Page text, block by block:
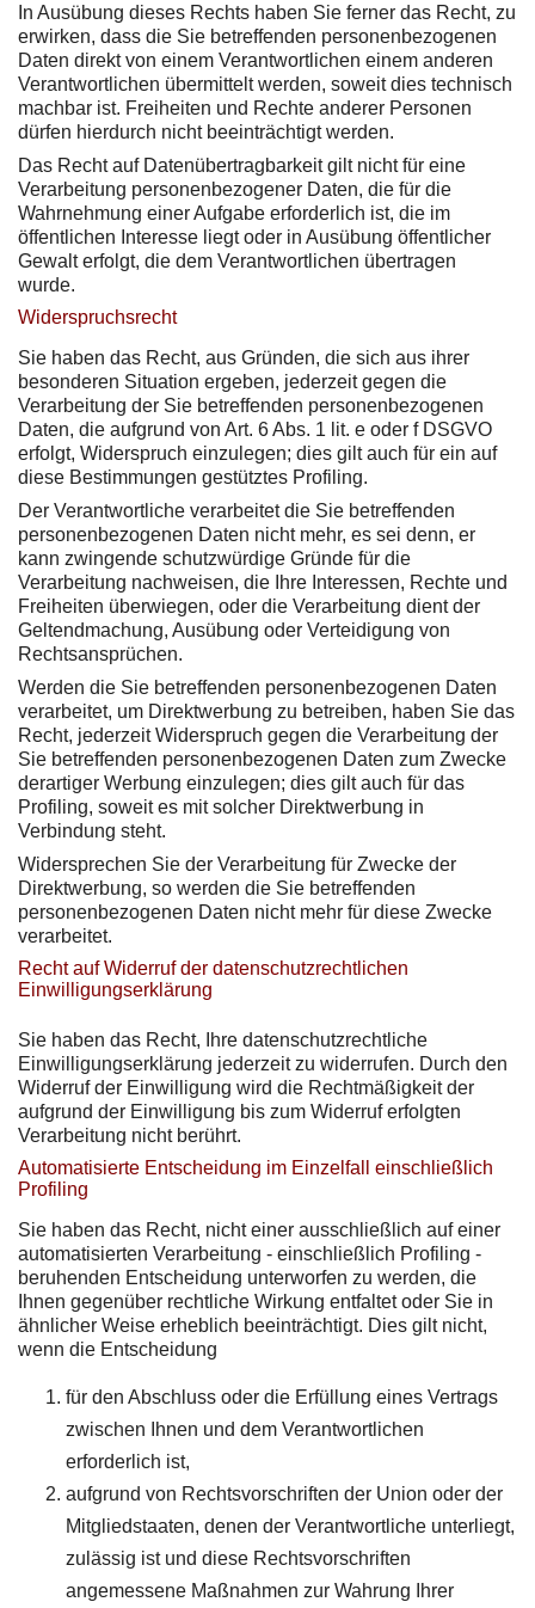
In Ausübung dieses Rechts haben Sie ferner das Recht, zu
erwirken, dass die Sie betreffenden personenbezogenen
Daten direkt von einem Verantwortlichen einem anderen
Verantwortlichen übermittelt werden, soweit dies technisch
machbar ist. Freiheiten und Rechte anderer Personen
dürfen hierdurch nicht beeinträchtigt werden.
Das Recht auf Datenübertragbarkeit gilt nicht für eine
Verarbeitung personenbezogener Daten, die für die
Wahrnehmung einer Aufgabe erforderlich ist, die im
öffentlichen Interesse liegt oder in Ausübung öffentlicher
Gewalt erfolgt, die dem Verantwortlichen übertragen
wurde.
Widerspruchsrecht
Sie haben das Recht, aus Gründen, die sich aus ihrer
besonderen Situation ergeben, jederzeit gegen die
Verarbeitung der Sie betreffenden personenbezogenen
Daten, die aufgrund von Art. 6 Abs. 1 lit. e oder f DSGVO
erfolgt, Widerspruch einzulegen; dies gilt auch für ein auf
diese Bestimmungen gestütztes Profiling.
Der Verantwortliche verarbeitet die Sie betreffenden
personenbezogenen Daten nicht mehr, es sei denn, er
kann zwingende schutzwürdige Gründe für die
Verarbeitung nachweisen, die Ihre Interessen, Rechte und
Freiheiten überwiegen, oder die Verarbeitung dient der
Geltendmachung, Ausübung oder Verteidigung von
Rechtsansprüchen.
Werden die Sie betreffenden personenbezogenen Daten
verarbeitet, um Direktwerbung zu betreiben, haben Sie das
Recht, jederzeit Widerspruch gegen die Verarbeitung der
Sie betreffenden personenbezogenen Daten zum Zwecke
derartiger Werbung einzulegen; dies gilt auch für das
Profiling, soweit es mit solcher Direktwerbung in
Verbindung steht.
Widersprechen Sie der Verarbeitung für Zwecke der
Direktwerbung, so werden die Sie betreffenden
personenbezogenen Daten nicht mehr für diese Zwecke
verarbeitet.
Recht auf Widerruf der datenschutzrechtlichen
Einwilligungserklärung
Sie haben das Recht, Ihre datenschutzrechtliche
Einwilligungserklärung jederzeit zu widerrufen. Durch den
Widerruf der Einwilligung wird die Rechtmäßigkeit der
aufgrund der Einwilligung bis zum Widerruf erfolgten
Verarbeitung nicht berührt.
Automatisierte Entscheidung im Einzelfall einschließlich
Profiling
Sie haben das Recht, nicht einer ausschließlich auf einer
automatisierten Verarbeitung - einschließlich Profiling -
beruhenden Entscheidung unterworfen zu werden, die
Ihnen gegenüber rechtliche Wirkung entfaltet oder Sie in
ähnlicher Weise erheblich beeinträchtigt. Dies gilt nicht,
wenn die Entscheidung
für den Abschluss oder die Erfüllung eines Vertrags
zwischen Ihnen und dem Verantwortlichen
erforderlich ist,
aufgrund von Rechtsvorschriften der Union oder der
Mitgliedstaaten, denen der Verantwortliche unterliegt,
zulässig ist und diese Rechtsvorschriften
angemessene Maßnahmen zur Wahrung Ihrer